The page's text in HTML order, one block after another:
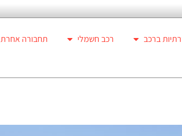
ברכב רכב חשמלי
תחבורה אחרת